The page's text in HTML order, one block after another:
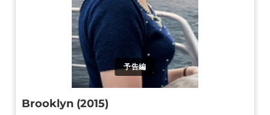
予告編
Brooklyn (2015)